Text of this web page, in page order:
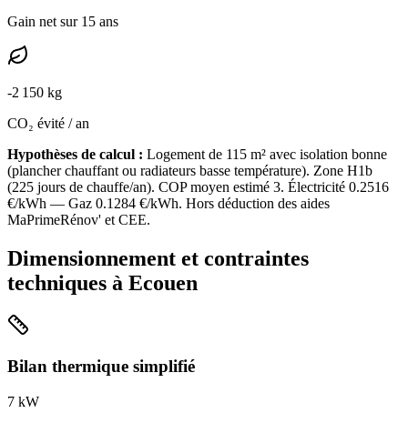
Gain net sur 15 ans
-2 150 kg
CO₂ évité / an
Hypothèses de calcul : Logement de 115 m² avec isolation bonne
(plancher chauffant ou radiateurs basse température). Zone H1b
(225 jours de chauffe/an). COP moyen estimé 3. Électricité 0.2516
€/kWh — Gaz 0.1284 €/kWh. Hors déduction des aides
MaPrimeRénov' et CEE.
Dimensionnement et contraintes
techniques à Ecouen
Bilan thermique simplifié
7 kW